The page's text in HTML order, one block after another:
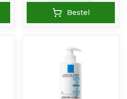
Bestel